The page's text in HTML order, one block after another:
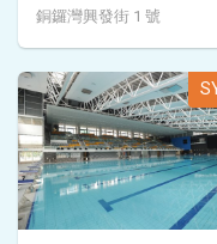
銅鑼灣興發街 1 號